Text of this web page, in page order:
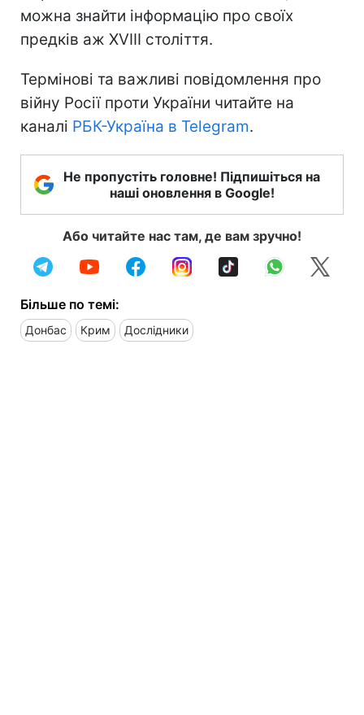
можна знайти інформацію про своїх
предків аж XVIII століття.
Термінові та важливі повідомлення про
війну Росії проти України читайте на
каналі РБК-Україна в Telegram.
Не пропустіть головне! Підпишіться на
наші оновлення в Google!
Або читайте нас там, де вам зручно!
Більше по темі:
Донбас Крим Дослідники